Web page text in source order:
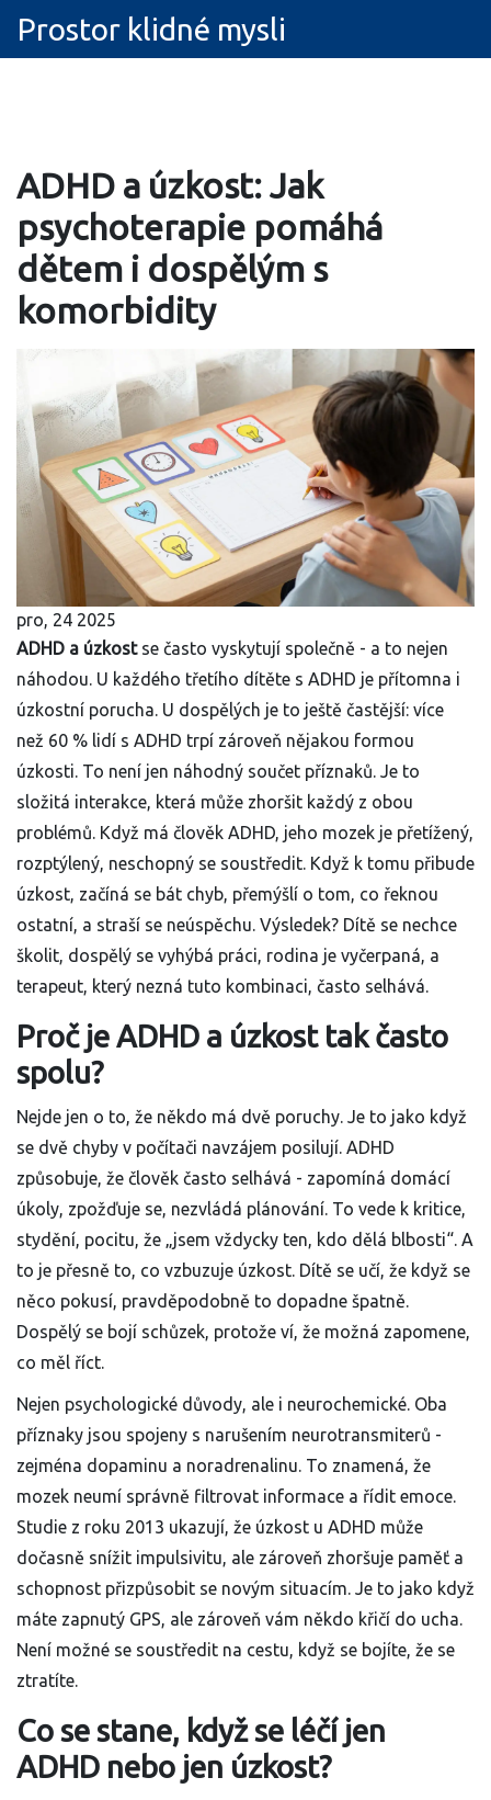
Prostor klidné mysli
ADHD a úzkost: Jak
psychoterapie pomáhá
dětem i dospělým s
komorbidity
pro, 24 2025
ADHD a úzkostse často vyskytují společně - a to nejen
náhodou. U každého třetího dítěte s ADHD je přítomna i
úzkostní porucha. U dospělých je to ještě častější: více
než 60 % lidí s ADHD trpí zároveň nějakou formou
úzkosti. To není jen náhodný součet příznaků. Je to
složitá interakce, která může zhoršit každý z obou
problémů. Když má člověk ADHD, jeho mozek je přetížený,
rozptýlený, neschopný se soustředit. Když k tomu přibude
úzkost, začíná se bát chyb, přemýšlí o tom, co řeknou
ostatní, a straší se neúspěchu. Výsledek? Dítě se nechce
školit, dospělý se vyhýbá práci, rodina je vyčerpaná, a
terapeut, který nezná tuto kombinaci, často selhává.
Proč je ADHD a úzkost tak často
spolu?
Nejde jen o to, že někdo má dvě poruchy. Je to jako když
se dvě chyby v počítači navzájem posilují. ADHD
způsobuje, že člověk často selhává - zapomíná domácí
úkoly, zpožďuje se, nezvládá plánování. To vede k kritice,
stydění, pocitu, že „jsem vždycky ten, kdo dělá blbosti“. A
to je přesně to, co vzbuzuje úzkost. Dítě se učí, že když se
něco pokusí, pravděpodobně to dopadne špatně.
Dospělý se bojí schůzek, protože ví, že možná zapomene,
co měl říct.
Nejen psychologické důvody, ale i neurochemické. Oba
příznaky jsou spojeny s narušením neurotransmiterů -
zejména dopaminu a noradrenalinu. To znamená, že
mozek neumí správně filtrovat informace a řídit emoce.
Studie z roku 2013 ukazují, že úzkost u ADHD může
dočasně snížit impulsivitu, ale zároveň zhoršuje paměť a
schopnost přizpůsobit se novým situacím. Je to jako když
máte zapnutý GPS, ale zároveň vám někdo křičí do ucha.
Není možné se soustředit na cestu, když se bojíte, že se
ztratíte.
Co se stane, když se léčí jen
ADHD nebo jen úzkost?